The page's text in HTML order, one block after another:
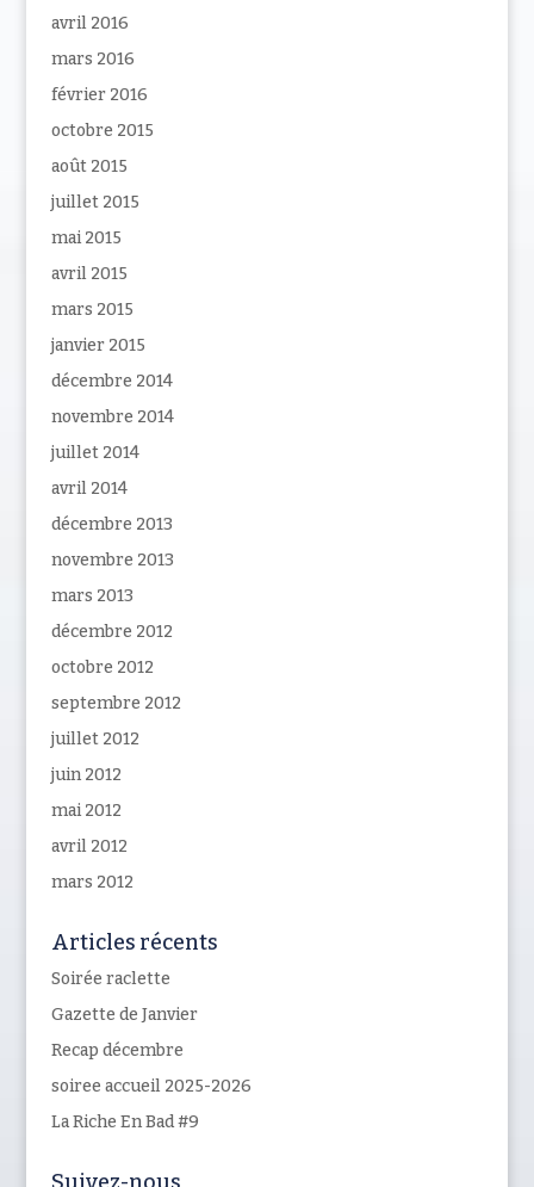
avril 2016
mars 2016
février 2016
octobre 2015
août 2015
juillet 2015
mai 2015
avril 2015
mars 2015
janvier 2015
décembre 2014
novembre 2014
juillet 2014
avril 2014
décembre 2013
novembre 2013
mars 2013
décembre 2012
octobre 2012
septembre 2012
juillet 2012
juin 2012
mai 2012
avril 2012
mars 2012
Articles récents
Soirée raclette
Gazette de Janvier
Recap décembre
soiree accueil 2025-2026
La Riche En Bad #9